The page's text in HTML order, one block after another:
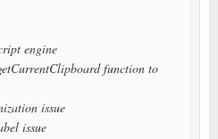
engine
function to
issue
issue